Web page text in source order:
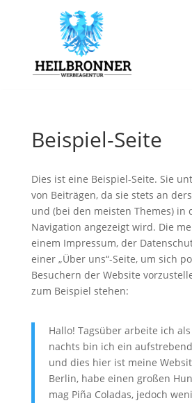
Beispiel-Seite
Dies ist eine Beispiel-Seite. Sie
von Beiträgen, da sie stets an
und (bei den meisten Themes) in
Navigation angezeigt wird. Die
einem Impressum, der
einer „Über uns“-Seite, um sich
Besuchern der Website
zum Beispiel stehen:
Hallo! Tagsüber arbeite ich
nachts bin ich ein
und dies hier ist meine
Berlin, habe einen großen
mag Piña Coladas, jedoch